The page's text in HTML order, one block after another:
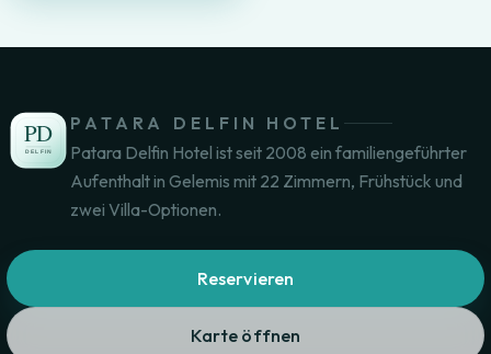
PATARA DELFIN HOTEL
Patara Delfin Hotel ist seit 2008 ein familiengeführter
Aufenthalt in Gelemis mit 22 Zimmern, Frühstück und
zwei Villa-Optionen.
Reservieren
Karte öffnen